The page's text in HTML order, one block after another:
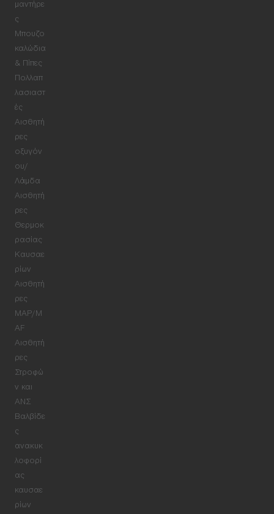
μαντήρε
ς
Μπουζο
καλώδια
& Πίπες
Πολλαπ
λασιαστ
ές
Αισθητή
ρες
οξυγόν
ου/
Λάμδα
Αισθητή
ρες
Θερμοκ
ρασίας
Καυσαε
ρίων
Αισθητή
ρες
MAP/M
AF
Αισθητή
ρες
Στροφώ
ν και
ΑΝΣ
Βαλβίδε
ς
ανακυκ
λοφορί
ας
καυσαε
ρίων